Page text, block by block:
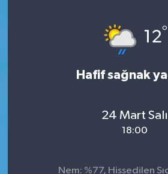
12°
Hafif sağnak
24 Mart Salı
18:00
Nem: %77, Hissedilen